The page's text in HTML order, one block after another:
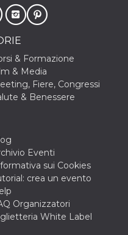
& Formazione
& Media
Fiere, Congressi
& Benessere
Eventi
sui Cookies
crea un evento
Organizzatori
White Label